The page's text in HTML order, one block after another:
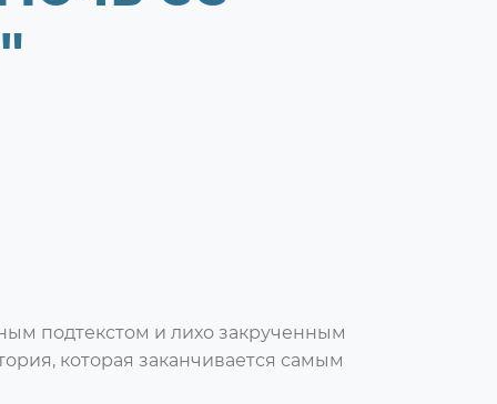
подтекстом и лихо закрученным
которая заканчивается самым